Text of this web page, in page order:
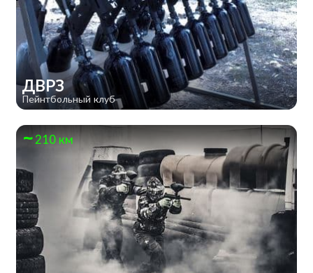
ДВРЗ
Пейнтбольный клуб
210 км